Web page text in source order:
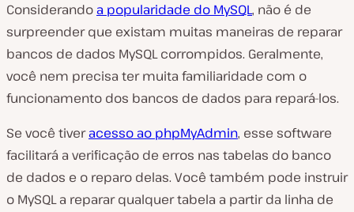
Considerando a popularidade do MySQL, não é de
surpreender que existam muitas maneiras de reparar
bancos de dados MySQL corrompidos. Geralmente,
você nem precisa ter muita familiaridade com o
funcionamento dos bancos de dados para repará-los.
Se você tiveracesso ao phpMyAdmin, esse software
facilitará a verificação de erros nas tabelas do banco
de dados e o reparo delas. Você também pode instruir
o MySQL a reparar qualquer tabela a partir da linha de